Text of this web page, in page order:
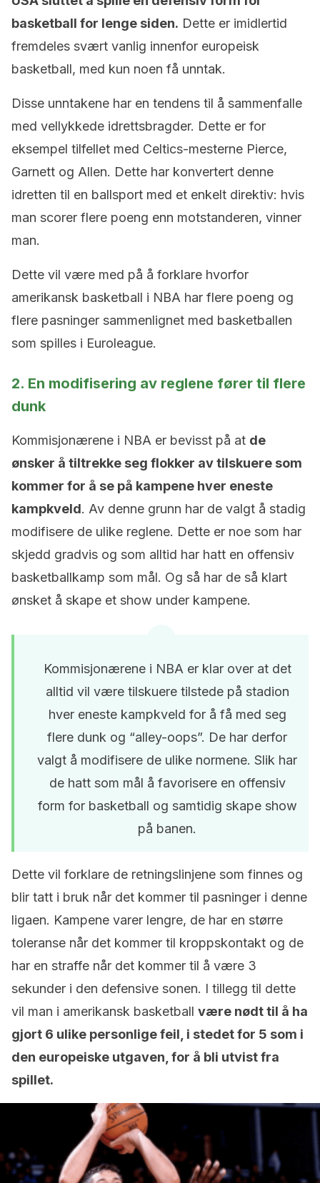
basketball for lenge siden. Dette er imidlertid
fremdeles svært vanlig innenfor europeisk
basketball, med kun noen få unntak.
Disse unntakene har en tendens til å sammenfalle
med vellykkede idrettsbragder. Dette er for
eksempel tilfellet med Celtics-mesterne Pierce,
Garnett og Allen. Dette har konvertert denne
idretten til en ballsport med et enkelt direktiv: hvis
man scorer flere poeng enn motstanderen, vinner
man.
Dette vil være med på å forklare hvorfor
amerikansk basketball i NBA har flere poeng og
flere pasninger sammenlignet med basketballen
som spilles i Euroleague.
2. En modifisering av reglene fører til flere
dunk
Kommisjonærene i NBA er bevisst på at de
ønsker å tiltrekke seg flokker av tilskuere som
kommer for å se på kampene hver eneste
kampkveld. Av denne grunn har de valgt å stadig
modifisere de ulike reglene. Dette er noe som har
skjedd gradvis og som alltid har hatt en offensiv
basketballkamp som mål. Og så har de så klart
ønsket å skape et show under kampene.
Kommisjonærene i NBA er klar over at det
alltid vil være tilskuere tilstede på stadion
hver eneste kampkveld for å få med seg
flere dunk og “alley-oops”. De har derfor
valgt å modifisere de ulike normene. Slik har
de hatt som mål å favorisere en offensiv
form for basketball og samtidig skape show
på banen.
Dette vil forklare de retningslinjene som finnes og
blir tatt i bruk når det kommer til pasninger i denne
ligaen. Kampene varer lengre, de har en større
toleranse når det kommer til kroppskontakt og de
har en straffe når det kommer til å være 3
sekunder i den defensive sonen. I tillegg til dette
vil man i amerikansk basketball være nødt til å ha
gjort 6 ulike personlige feil, i stedet for 5 som i
den europeiske utgaven, for å bli utvist fra
spillet.